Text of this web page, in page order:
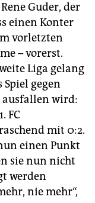
Guder, der
einen Konter
vorletzten
– vorerst.
Liga gelang
gegen
ausfallen wird:
FC
mit 0:2.
einen Punkt
sie nun nicht
werden
nie mehr“,